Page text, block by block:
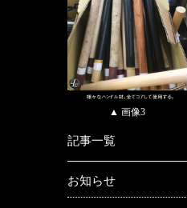
▲ 画像3
記事一覧
お知らせ